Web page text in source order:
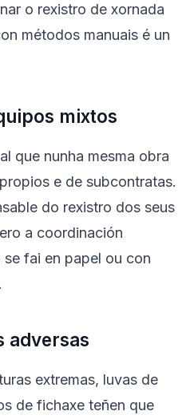
o rexistro de xornada
métodos manuais é un
mixtos
que nunha mesma obra
e de subcontratas.
do rexistro dos seus
a coordinación
fai en papel ou con
adversas
extremas, luvas de
de fichaxe teñen que